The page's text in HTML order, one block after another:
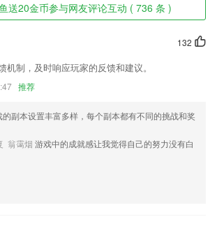
币软件特色
多平台分享至好友
,针对性批改练习,课后辅导,学的多记得牢
自动推荐最适合您的图书。
手机中的各种垃圾文件和安装包，一步到位的帮你
2265司机专业有保障，为您提供更专业的乘车服务
软件优势
送20金币参与网友评论互动 ( 736 条 )
132
机制，及时响应玩家的反馈和建议。
推荐
的副本设置丰富多样，每个副本都有不同的挑战和奖
翁霭烟 游戏中的成就感让我觉得自己的努力没有白